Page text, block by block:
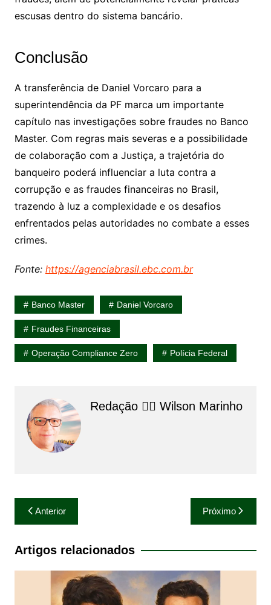
escusas dentro do sistema bancário.
Conclusão
A transferência de Daniel Vorcaro para a
superintendência da PF marca um importante
capítulo nas investigações sobre fraudes no Banco
Master. Com regras mais severas e a possibilidade
de colaboração com a Justiça, a trajetória do
banqueiro poderá influenciar a luta contra a
corrupção e as fraudes financeiras no Brasil,
trazendo à luz a complexidade e os desafios
enfrentados pelas autoridades no combate a esses
crimes.
Fonte: https://agenciabrasil.ebc.com.br
Banco Master Daniel Vorcaro
Fraudes Financeiras
Operação Compliance Zero Polícia Federal
Redação 👨‍⚖️​ Wilson Marinho
Navegação
de
Post
Anterior Próximo
Artigos relacionados